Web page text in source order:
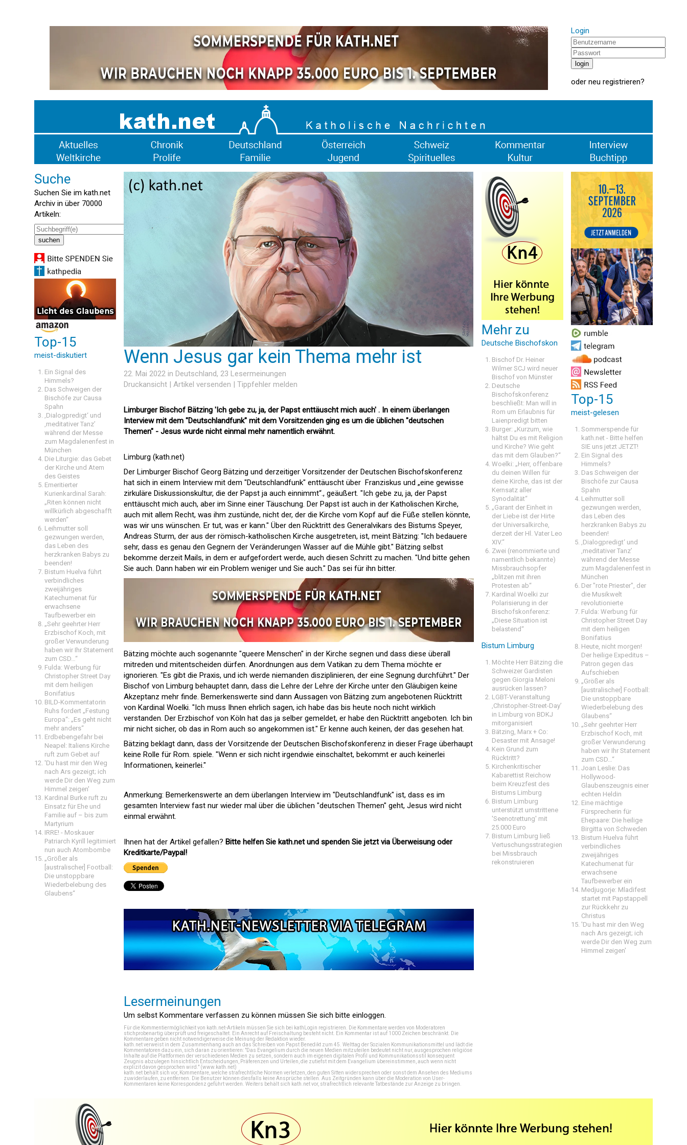
Login
oder neu registrieren?
Suche
Suchen Sie im kath.net
Archiv in über 70000
Artikeln:
Top-15
meist-diskutiert
Ein Signal des
Himmels?
Das Schweigen der
Bischöfe zur Causa
Spahn
‚Dialogpredigt‘ und
‚meditativer Tanz’
während der Messe
zum Magdalenenfest in
München
Die Liturgie: das Gebet
der Kirche und Atem
des Geistes
Emeritierter
Kurienkardinal Sarah:
„Riten können nicht
willkürlich abgeschafft
werden“
Leihmutter soll
gezwungen werden,
das Leben des
herzkranken Babys zu
beenden!
Bistum Huelva führt
verbindliches
zweijähriges
Katechumenat für
erwachsene
Taufbewerber ein
„Sehr geehrter Herr
Erzbischof Koch, mit
großer Verwunderung
haben wir Ihr Statement
zum CSD…“
Fulda: Werbung für
Christopher Street Day
mit dem heiligen
Bonifatius
BILD-Kommentatorin
Ruhs fordert „Festung
Europa“: „Es geht nicht
mehr anders“
Erdbebengefahr bei
Neapel: Italiens Kirche
ruft zum Gebet auf
'Du hast mir den Weg
nach Ars gezeigt; ich
werde Dir den Weg zum
Himmel zeigen'
Kardinal Burke ruft zu
Einsatz für Ehe und
Familie auf – bis zum
Martyrium
IRRE! - Moskauer
Patriarch Kyrill legitimiert
nun auch Atombombe
„Größer als
[australischer] Football:
Die unstoppbare
Wiederbelebung des
Glaubens“
Wenn Jesus gar kein Thema mehr ist
22. Mai 2022 in Deutschland, 23 Lesermeinungen
Druckansicht | Artikel versenden | Tippfehler melden
Limburger Bischof Bätzing 'Ich gebe zu, ja, der Papst enttäuscht mich auch' . In einem überlangen
Interview mit dem "Deutschlandfunk" mit dem Vorsitzenden ging es um die üblichen "deutschen
Themen" - Jesus wurde nicht einmal mehr namentlich erwähnt.
Limburg (kath.net)
Der Limburger Bischof Georg Bätzing und derzeitiger Vorsitzender der Deutschen Bischofskonferenz
hat sich in einem Interview mit dem "Deutschlandfunk" enttäuscht über Franziskus und „eine gewisse
zirkuläre Diskussionskultur, die der Papst ja auch einnimmt“., geäußert. "Ich gebe zu, ja, der Papst
enttäuscht mich auch, aber im Sinne einer Täuschung. Der Papst ist auch in der Katholischen Kirche,
auch mit allem Recht, was ihm zustünde, nicht der, der die Kirche vom Kopf auf die Füße stellen könnte,
was wir uns wünschen. Er tut, was er kann." Über den Rücktritt des Generalvikars des Bistums Speyer,
Andreas Sturm, der aus der römisch-katholischen Kirche ausgetreten, ist, meint Bätzing: "Ich bedauere
sehr, dass es genau den Gegnern der Veränderungen Wasser auf die Mühle gibt." Bätzing selbst
bekomme derzeit Mails, in dem er aufgefordert werde, auch diesen Schritt zu machen. "Und bitte gehen
Sie auch. Dann haben wir ein Problem weniger und Sie auch." Das sei für ihn bitter.
Bätzing möchte auch sogenannte "queere Menschen" in der Kirche segnen und dass diese überall
mitreden und mitentscheiden dürfen. Anordnungen aus dem Vatikan zu dem Thema möchte er
ignorieren. "Es gibt die Praxis, und ich werde niemanden disziplinieren, der eine Segnung durchführt." Der
Bischof von Limburg behauptet dann, dass die Lehre der Lehre der Kirche unter den Gläubigen keine
Akzeptanz mehr finde. Bemerkenswerte sind dann Aussagen von Bätzing zum angebotenen Rücktritt
von Kardinal Woelki. "Ich muss Ihnen ehrlich sagen, ich habe das bis heute noch nicht wirklich
verstanden. Der Erzbischof von Köln hat das ja selber gemeldet, er habe den Rücktritt angeboten. Ich bin
mir nicht sicher, ob das in Rom auch so angekommen ist." Er kenne auch keinen, der das gesehen hat.
Bätzing beklagt dann, dass der Vorsitzende der Deutschen Bischofskonferenz in dieser Frage überhaupt
keine Rolle für Rom. spiele. "Wenn er sich nicht irgendwie einschaltet, bekommt er auch keinerlei
Informationen, keinerlei."
Anmerkung: Bemerkenswerte an dem überlangen Interview im "Deutschlandfunk" ist, dass es im
gesamten Interview fast nur wieder mal über die üblichen "deutschen Themen" geht, Jesus wird nicht
einmal erwähnt.
Ihnen hat der Artikel gefallen? Bitte helfen Sie kath.net und spenden Sie jetzt via Überweisung oder
Kreditkarte/Paypal!
Lesermeinungen
Um selbst Kommentare verfassen zu können müssen Sie sich bitte einloggen.
Für die Kommentiermöglichkeit von kath.net-Artikeln müssen Sie sich bei kathLogin registrieren . Die Kommentare werden von Moderatoren
stichprobenartig überprüft und freigeschaltet. Ein Anrecht auf Freischaltung besteht nicht. Ein Kommentar ist auf 1000 Zeichen beschränkt. Die
Kommentare geben nicht notwendigerweise die Meinung der Redaktion wieder.
kath.net verweist in dem Zusammenhang auch an das Schreiben von Papst Benedikt zum 45. Welttag der Sozialen Kommunikationsmittel und lädt die
Kommentatoren dazu ein, sich daran zu orientieren: "Das Evangelium durch die neuen Medien mitzuteilen bedeutet nicht nur, ausgesprochen religiöse
Inhalte auf die Plattformen der verschiedenen Medien zu setzen, sondern auch im eigenen digitalen Profil und Kommunikationsstil konsequent
Zeugnis abzulegen hinsichtlich Entscheidungen, Präferenzen und Urteilen, die zutiefst mit dem Evangelium übereinstimmen, auch wenn nicht
explizit davon gesprochen wird." (www.kath.net)
kath.net behält sich vor, Kommentare, welche strafrechtliche Normen verletzen, den guten Sitten widersprechen oder sonst dem Ansehen des Mediums
zuwiderlaufen, zu entfernen. Die Benutzer können diesfalls keine Ansprüche stellen. Aus Zeitgründen kann über die Moderation von User-
Kommentaren keine Korrespondenz geführt werden. Weiters behält sich kath.net vor, strafrechtlich relevante Tatbestände zur Anzeige zu bringen.
Mehr zu
Deutsche Bischofskon
Bischof Dr. Heiner
Wilmer SCJ wird neuer
Bischof von Münster
Deutsche
Bischofskonferenz
beschließt: Man will in
Rom um Erlaubnis für
Laienpredigt bitten
Burger: „Kurzum, wie
hältst Du es mit Religion
und Kirche? Wie geht
das mit dem Glauben?“
Woelki: „Herr, offenbare
du deinen Willen für
deine Kirche, das ist der
Kernsatz aller
Synodalität“
„Garant der Einheit in
der Liebe ist der Hirte
der Universalkirche,
derzeit der Hl. Vater Leo
XIV.“
Zwei (renommierte und
namentlich bekannte)
Missbrauchsopfer
„blitzen mit ihren
Protesten ab“
Kardinal Woelki zur
Polarisierung in der
Bischofskonferenz:
„Diese Situation ist
belastend“
Bistum Limburg
Möchte Herr Bätzing die
Schweizer Gardisten
gegen Giorgia Meloni
ausrücken lassen?
LGBT-Veranstaltung
‚Christopher-Street-Day’
in Limburg von BDKJ
mitorganisiert
Bätzing, Marx + Co:
Desaster mit Ansage!
Kein Grund zum
Rücktritt?
Kirchenkritischer
Kabarettist Reichow
beim Kreuzfest des
Bistums Limburg
Bistum Limburg
unterstützt umstrittene
'Seenotrettung' mit
25.000 Euro
Bistum Limburg ließ
Vertuschungsstrategien
bei Missbrauch
rekonstruieren
Top-15
meist-gelesen
Sommerspende für
kath.net - Bitte helfen
SIE uns jetzt JETZT!
Ein Signal des
Himmels?
Das Schweigen der
Bischöfe zur Causa
Spahn
Leihmutter soll
gezwungen werden,
das Leben des
herzkranken Babys zu
beenden!
‚Dialogpredigt‘ und
‚meditativer Tanz’
während der Messe
zum Magdalenenfest in
München
Der "rote Priester", der
die Musikwelt
revolutionierte
Fulda: Werbung für
Christopher Street Day
mit dem heiligen
Bonifatius
Heute, nicht morgen!
Der heilige Expeditus –
Patron gegen das
Aufschieben
„Größer als
[australischer] Football:
Die unstoppbare
Wiederbelebung des
Glaubens“
„Sehr geehrter Herr
Erzbischof Koch, mit
großer Verwunderung
haben wir Ihr Statement
zum CSD…“
Joan Leslie: Das
Hollywood-
Glaubenszeugnis einer
echten Heldin
Eine mächtige
Fürsprecherin für
Ehepaare: Die heilige
Birgitta von Schweden
Bistum Huelva führt
verbindliches
zweijähriges
Katechumenat für
erwachsene
Taufbewerber ein
Medjugorje: Mladifest
startet mit Papstappell
zur Rückkehr zu
Christus
'Du hast mir den Weg
nach Ars gezeigt; ich
werde Dir den Weg zum
Himmel zeigen'